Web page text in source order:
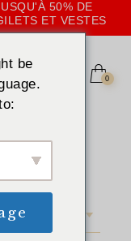
50% DE
ET VESTES
0
TRI PAR DÉFAUT
be